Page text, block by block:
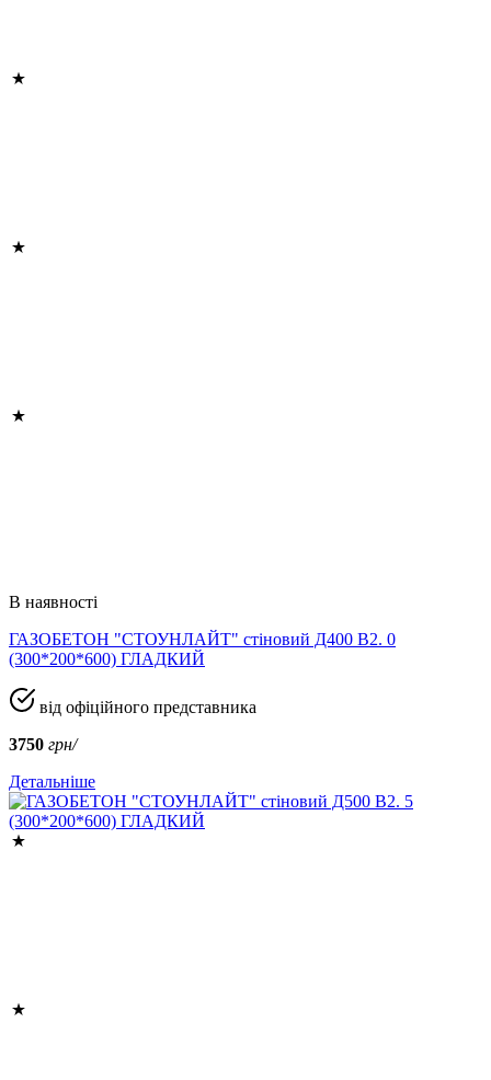
В наявності
ГАЗОБЕТОН "СТОУНЛАЙТ" стіновий Д400 В2. 0
(300*200*600) ГЛАДКИЙ
від офіційного представника
3750 грн/
Детальніше